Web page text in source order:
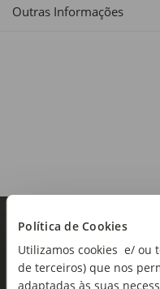
Política de Cookies
Utilizamos cookies e/ ou
de terceiros) que nos
adaptadas às suas
Origem:
Outras Informações